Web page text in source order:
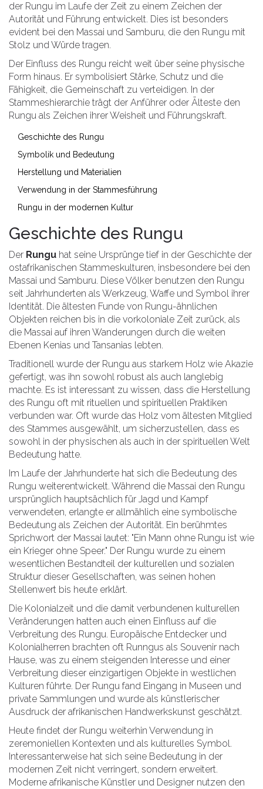
der Rungu im Laufe der Zeit zu einem Zeichen der
Autorität und Führung entwickelt. Dies ist besonders
evident bei den Massai und Samburu, die den Rungu mit
Stolz und Würde tragen.
Der Einfluss des Rungu reicht weit über seine physische
Form hinaus. Er symbolisiert Stärke, Schutz und die
Fähigkeit, die Gemeinschaft zu verteidigen. In der
Stammeshierarchie trägt der Anführer oder Älteste den
Rungu als Zeichen ihrer Weisheit und Führungskraft.
Geschichte des Rungu
Symbolik und Bedeutung
Herstellung und Materialien
Verwendung in der Stammesführung
Rungu in der modernen Kultur
Geschichte des Rungu
Der Rungu hat seine Ursprünge tief in der Geschichte der
ostafrikanischen Stammeskulturen, insbesondere bei den
Massai und Samburu. Diese Völker benutzen den Rungu
seit Jahrhunderten als Werkzeug, Waffe und Symbol ihrer
Identität. Die ältesten Funde von Rungu-ähnlichen
Objekten reichen bis in die vorkoloniale Zeit zurück, als
die Massai auf ihren Wanderungen durch die weiten
Ebenen Kenias und Tansanias lebten.
Traditionell wurde der Rungu aus starkem Holz wie Akazie
gefertigt, was ihn sowohl robust als auch langlebig
machte. Es ist interessant zu wissen, dass die Herstellung
des Rungu oft mit rituellen und spirituellen Praktiken
verbunden war. Oft wurde das Holz vom ältesten Mitglied
des Stammes ausgewählt, um sicherzustellen, dass es
sowohl in der physischen als auch in der spirituellen Welt
Bedeutung hatte.
Im Laufe der Jahrhunderte hat sich die Bedeutung des
Rungu weiterentwickelt. Während die Massai den Rungu
ursprünglich hauptsächlich für Jagd und Kampf
verwendeten, erlangte er allmählich eine symbolische
Bedeutung als Zeichen der Autorität. Ein berühmtes
Sprichwort der Massai lautet: "Ein Mann ohne Rungu ist wie
ein Krieger ohne Speer." Der Rungu wurde zu einem
wesentlichen Bestandteil der kulturellen und sozialen
Struktur dieser Gesellschaften, was seinen hohen
Stellenwert bis heute erklärt.
Die Kolonialzeit und die damit verbundenen kulturellen
Veränderungen hatten auch einen Einfluss auf die
Verbreitung des Rungu. Europäische Entdecker und
Kolonialherren brachten oft Runngus als Souvenir nach
Hause, was zu einem steigenden Interesse und einer
Verbreitung dieser einzigartigen Objekte in westlichen
Kulturen führte. Der Rungu fand Eingang in Museen und
private Sammlungen und wurde als künstlerischer
Ausdruck der afrikanischen Handwerkskunst geschätzt.
Heute findet der Rungu weiterhin Verwendung in
zeremoniellen Kontexten und als kulturelles Symbol.
Interessanterweise hat sich seine Bedeutung in der
modernen Zeit nicht verringert, sondern erweitert.
Moderne afrikanische Künstler und Designer nutzen den